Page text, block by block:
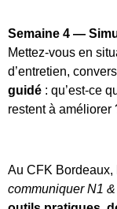
Semaine 4 —
Mettez-vous en
d’entretien,
guidé : qu’est-ce
restent à améliorer
Au CFK Bordeaux,
communiquer N1